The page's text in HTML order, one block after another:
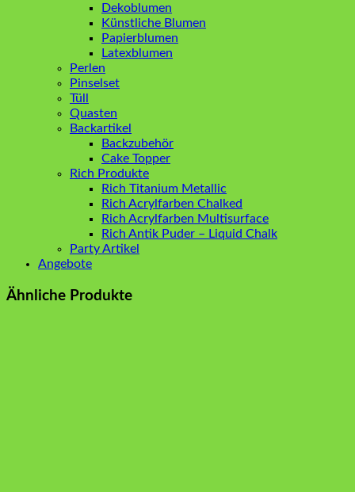
Dekoblumen
Künstliche Blumen
Papierblumen
Latexblumen
Perlen
Pinselset
Tüll
Quasten
Backartikel
Backzubehör
Cake Topper
Rich Produkte
Rich Titanium Metallic
Rich Acrylfarben Chalked
Rich Acrylfarben Multisurface
Rich Antik Puder – Liquid Chalk
Party Artikel
Angebote
Ähnliche Produkte